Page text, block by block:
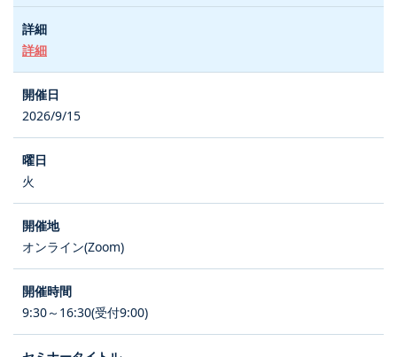
詳細
2026/9/15
火
オンライン(Zoom)
9:30～16:30(受付9:00)